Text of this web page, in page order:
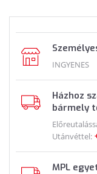
INGYENES
Házhoz
bármely
Utánvéttel:
MPL